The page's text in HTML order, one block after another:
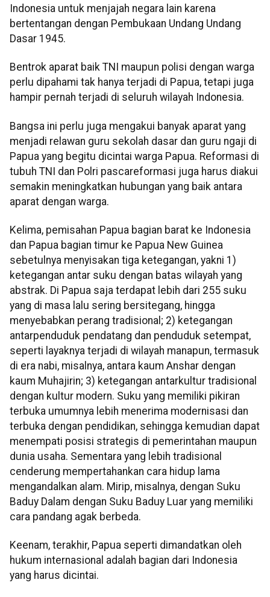
Indonesia untuk menjajah negara lain karena
bertentangan dengan Pembukaan Undang Undang
Dasar 1945.
Bentrok aparat baik TNI maupun polisi dengan warga
perlu dipahami tak hanya terjadi di Papua, tetapi juga
hampir pernah terjadi di seluruh wilayah Indonesia.
Bangsa ini perlu juga mengakui banyak aparat yang
menjadi relawan guru sekolah dasar dan guru ngaji di
Papua yang begitu dicintai warga Papua. Reformasi di
tubuh TNI dan Polri pascareformasi juga harus diakui
semakin meningkatkan hubungan yang baik antara
aparat dengan warga.
Kelima, pemisahan Papua bagian barat ke Indonesia
dan Papua bagian timur ke Papua New Guinea
sebetulnya menyisakan tiga ketegangan, yakni 1)
ketegangan antar suku dengan batas wilayah yang
abstrak. Di Papua saja terdapat lebih dari 255 suku
yang di masa lalu sering bersitegang, hingga
menyebabkan perang tradisional; 2) ketegangan
antarpenduduk pendatang dan penduduk setempat,
seperti layaknya terjadi di wilayah manapun, termasuk
di era nabi, misalnya, antara kaum Anshar dengan
kaum Muhajirin; 3) ketegangan antarkultur tradisional
dengan kultur modern. Suku yang memiliki pikiran
terbuka umumnya lebih menerima modernisasi dan
terbuka dengan pendidikan, sehingga kemudian dapat
menempati posisi strategis di pemerintahan maupun
dunia usaha. Sementara yang lebih tradisional
cenderung mempertahankan cara hidup lama
mengandalkan alam. Mirip, misalnya, dengan Suku
Baduy Dalam dengan Suku Baduy Luar yang memiliki
cara pandang agak berbeda.
Keenam, terakhir, Papua seperti dimandatkan oleh
hukum internasional adalah bagian dari Indonesia
yang harus dicintai.